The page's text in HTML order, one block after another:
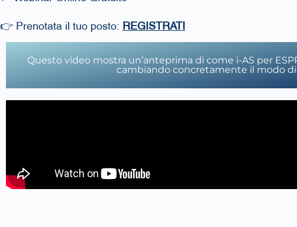
👉 Prenotata il tuo posto: REGISTRATI
Questo video mostra un’anteprima di come i-AS per
cambiando concretamente il modo